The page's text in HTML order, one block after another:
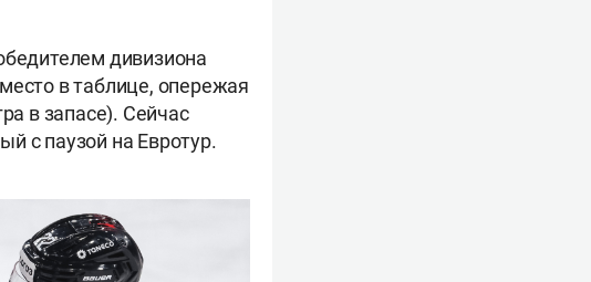
дивизиона
в таблице, опережая
в запасе). Сейчас
с паузой на Евротур.